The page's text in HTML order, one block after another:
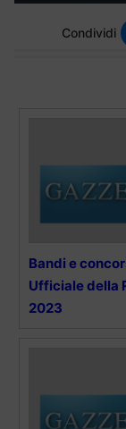
Condividi
Bandi e
Ufficiale della
2023